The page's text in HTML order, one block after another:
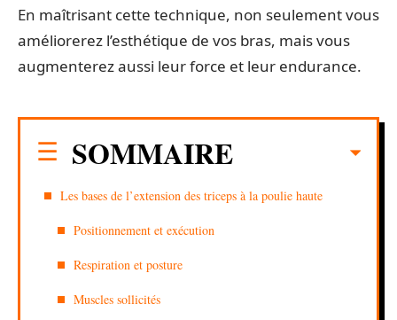
En maîtrisant cette technique, non seulement vous
améliorerez l’esthétique de vos bras, mais vous
augmenterez aussi leur force et leur endurance.
SOMMAIRE
Les bases de l’extension des triceps à la poulie haute
Positionnement et exécution
Respiration et posture
Muscles sollicités